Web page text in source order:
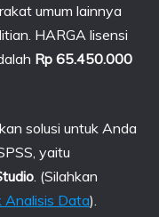
umum lainnya
HARGA lisensi
Rp 65.450.000
solusi untuk Anda
yaitu
. (Silahkan
Analisis Data).